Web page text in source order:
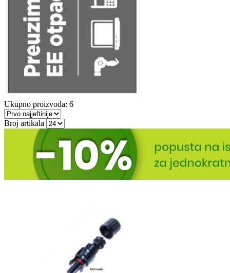
Ukupno proizvoda: 6
Broj artikala